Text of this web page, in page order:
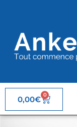
0,00€ 0